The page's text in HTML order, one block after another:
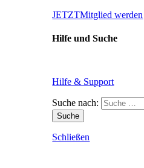
JETZTMitglied werden
Hilfe und Suche
Hilfe & Support
Suche nach:
Schließen